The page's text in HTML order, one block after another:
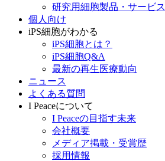
研究用細胞製品・サービス
個人向け
iPS細胞がわかる
iPS細胞とは？
iPS細胞Q&A
最新の再生医療動向
ニュース
よくある質問
I Peaceについて
I Peaceの目指す未来
会社概要
メディア掲載・受賞歴
採用情報